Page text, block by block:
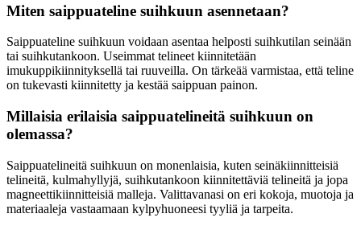
Miten saippuateline suihkuun asennetaan?
Saippuateline suihkuun voidaan asentaa helposti suihkutilan seinään
tai suihkutankoon. Useimmat telineet kiinnitetään
imukuppikiinnityksellä tai ruuveilla. On tärkeää varmistaa, että teline
on tukevasti kiinnitetty ja kestää saippuan painon.
Millaisia erilaisia saippuatelineitä suihkuun on
olemassa?
Saippuatelineitä suihkuun on monenlaisia, kuten seinäkiinnitteisiä
telineitä, kulmahyllyjä, suihkutankoon kiinnitettäviä telineitä ja jopa
magneettikiinnitteisiä malleja. Valittavanasi on eri kokoja, muotoja ja
materiaaleja vastaamaan kylpyhuoneesi tyyliä ja tarpeita.